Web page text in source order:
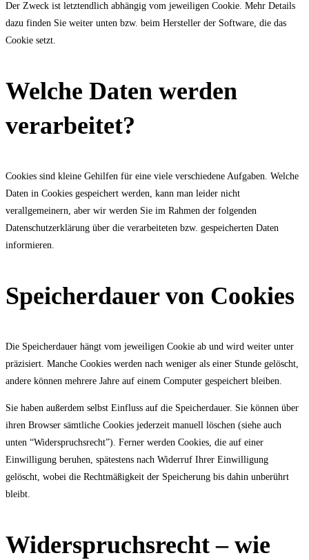
Der Zweck ist letztendlich abhängig vom jeweiligen Cookie. Mehr Details
dazu finden Sie weiter unten bzw. beim Hersteller der Software, die das
Cookie setzt.
Welche Daten werden
verarbeitet?
Cookies sind kleine Gehilfen für eine viele verschiedene Aufgaben. Welche
Daten in Cookies gespeichert werden, kann man leider nicht
verallgemeinern, aber wir werden Sie im Rahmen der folgenden
Datenschutzerklärung über die verarbeiteten bzw. gespeicherten Daten
informieren.
Speicherdauer von Cookies
Die Speicherdauer hängt vom jeweiligen Cookie ab und wird weiter unter
präzisiert. Manche Cookies werden nach weniger als einer Stunde gelöscht,
andere können mehrere Jahre auf einem Computer gespeichert bleiben.
Sie haben außerdem selbst Einfluss auf die Speicherdauer. Sie können über
ihren Browser sämtliche Cookies jederzeit manuell löschen (siehe auch
unten “Widerspruchsrecht”). Ferner werden Cookies, die auf einer
Einwilligung beruhen, spätestens nach Widerruf Ihrer Einwilligung
gelöscht, wobei die Rechtmäßigkeit der Speicherung bis dahin unberührt
bleibt.
Widerspruchsrecht – wie